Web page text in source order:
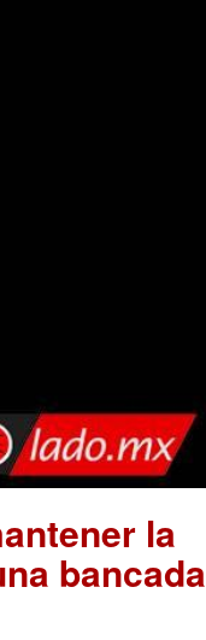
la
bancada